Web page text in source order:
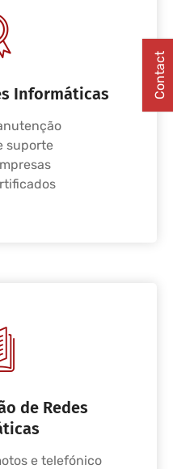
Informáticas
suporte
de Redes
e telefónico
Contact